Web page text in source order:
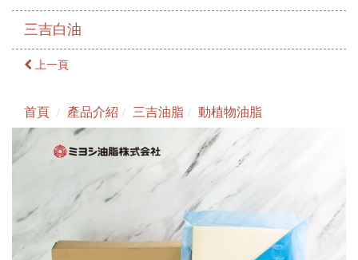
三吉白油
上一頁
首頁 產品介紹 三吉油脂 動植物油脂